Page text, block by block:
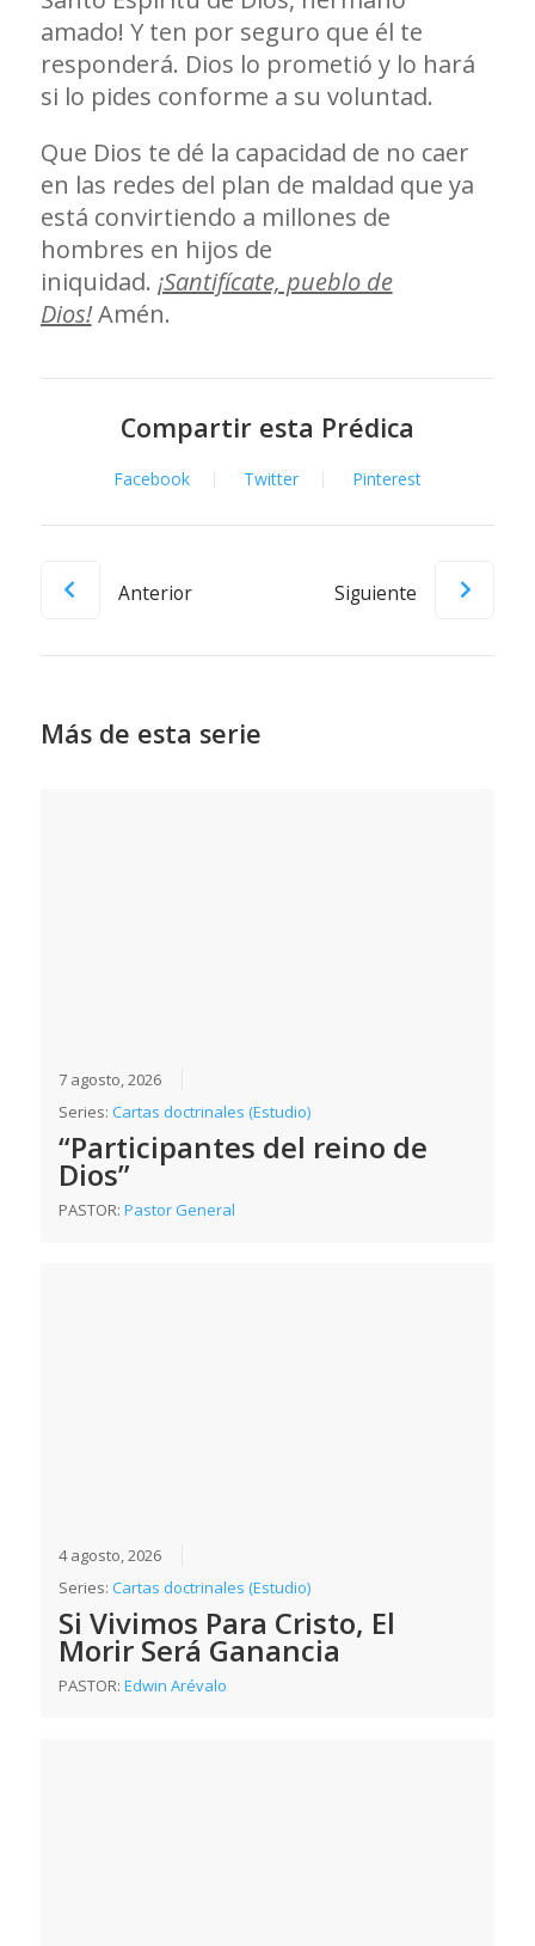
amado! Y ten por seguro que él te
responderá. Dios lo prometió y lo hará
si lo pides conforme a su voluntad.
Que Dios te dé la capacidad de no caer
en las redes del plan de maldad que ya
está convirtiendo a millones de
hombres en hijos de
iniquidad. ¡Santifícate, pueblo de
Dios!Amén.
Compartir esta Prédica
Facebook Twitter Pinterest
Anterior Siguiente
Más de esta serie
7 agosto, 2026
Series:Cartas doctrinales (Estudio)
“Participantes del reino de
Dios”
PASTOR:Pastor General
4 agosto, 2026
Series:Cartas doctrinales (Estudio)
Si Vivimos Para Cristo, El
Morir Será Ganancia
PASTOR:Edwin Arévalo